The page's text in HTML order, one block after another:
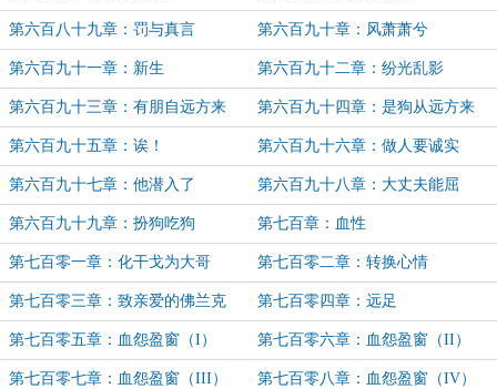
第六百八十九章：罚与真言 第六百九十章：风萧萧兮
第六百九十一章：新生 第六百九十二章：纷光乱影
第六百九十三章：有朋自远方来 第六百九十四章：是狗从远方来
第六百九十五章：诶！ 第六百九十六章：做人要诚实
（II）
第六百九十七章：他潜入了 第六百九十八章：大丈夫能屈
第六百九十九章：扮狗吃狗 第七百章：血性
第七百零一章：化干戈为大哥 第七百零二章：转换心情
第七百零三章：致亲爱的佛兰克 第七百零四章：远足
第七百零五章：血怨盈窗（I） 第七百零六章：血怨盈窗（II）
第七百零七章：血怨盈窗（III） 第七百零八章：血怨盈窗（IV）